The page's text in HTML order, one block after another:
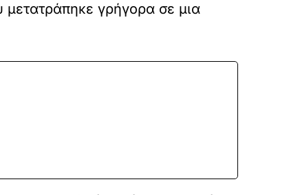
μετατράπηκε γρήγορα σε μια